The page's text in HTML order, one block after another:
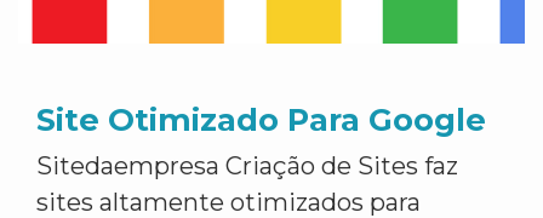
Site Otimizado Para Google
Sitedaempresa Criação de Sites faz
sites altamente otimizados para